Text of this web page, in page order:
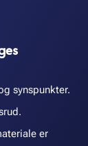
synspunkter.
er